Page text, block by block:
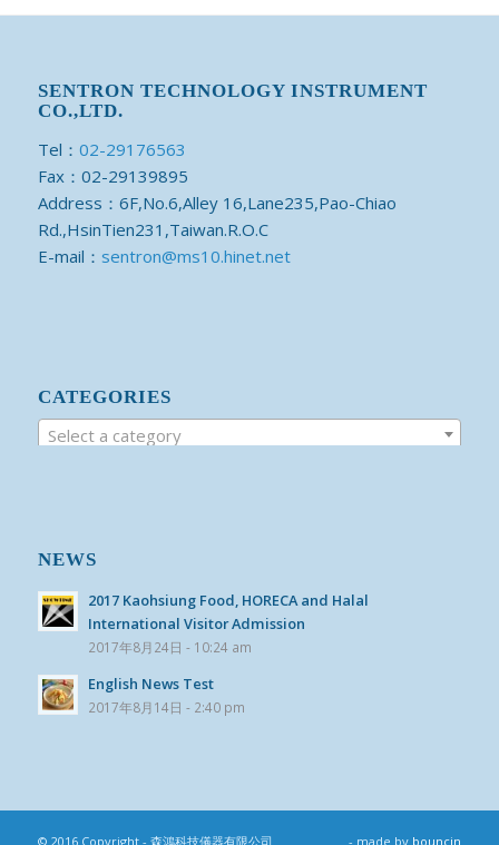
SENTRON TECHNOLOGY INSTRUMENT
CO.,LTD.
Tel： 02-29176563
Fax：02-29139895
Address：6F,No.6,Alley 16,Lane235,Pao-Chiao
Rd.,HsinTien231,Taiwan.R.O.C
E-mail： sentron@ms10.hinet.net
CATEGORIES
Select a category
NEWS
2017 Kaohsiung Food, HORECA and Halal
International Visitor Admission
2017年8月24日 - 10:24 am
English News Test
2017年8月14日 - 2:40 pm
© 2016 Copyright - 森鴻科技儀器有限公司 - made by bouncin